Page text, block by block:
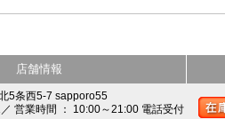
店舗情報
5条西5-7 sapporo55
営業時間 ： 10:00～21:00 電話受付